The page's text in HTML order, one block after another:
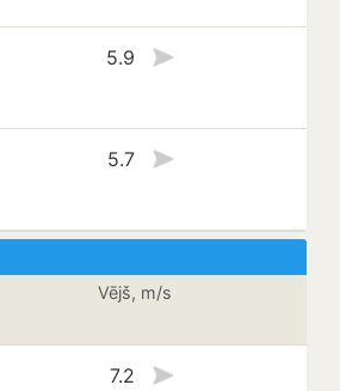
5.9
5.7
Vējš, m/s
7.2